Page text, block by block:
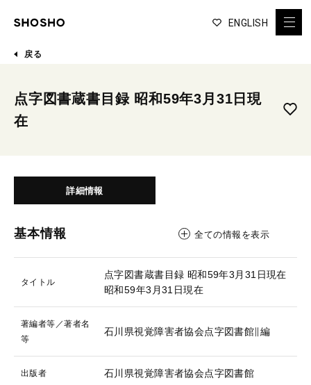
ENGLISH
戻る
点字図書蔵書目録 昭和59年3月31日現
在
詳細情報
基本情報 全ての情報を表示
タイトル
点字図書蔵書目録 昭和59年3月31日現在
昭和59年3月31日現在
著編者等／著者名
等
石川県視覚障害者協会点字図書館∥編
出版者 石川県視覚障害者協会点字図書館